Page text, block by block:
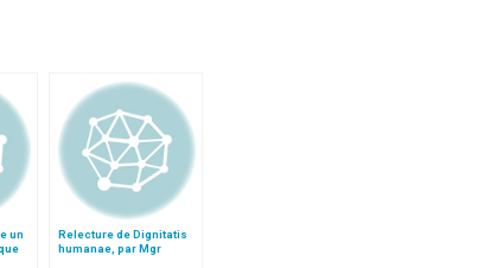
un
Relecture de Dignitatis
humanae, par Mgr